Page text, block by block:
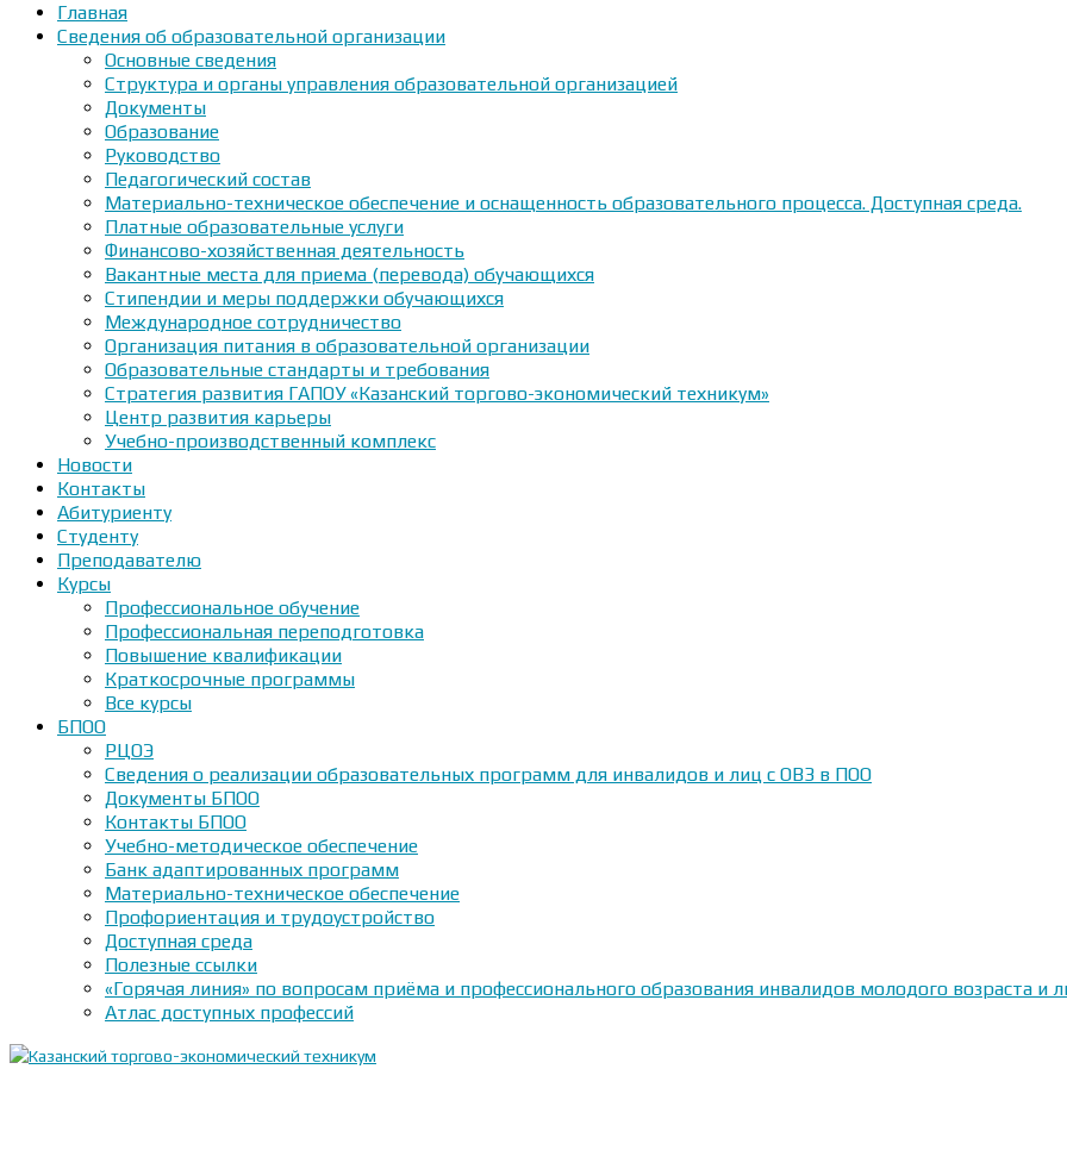
Главная
Сведения об образовательной организации
Основные сведения
Структура и органы управления образовательной организацией
Документы
Образование
Руководство
Педагогический состав
Материально-техническое обеспечение и оснащенность образовательного процесса. Доступная среда.
Платные образовательные услуги
Финансово-хозяйственная деятельность
Вакантные места для приема (перевода) обучающихся
Стипендии и меры поддержки обучающихся
Международное сотрудничество
Организация питания в образовательной организации
Образовательные стандарты и требования
Стратегия развития ГАПОУ «Казанский торгово-экономический техникум»
Центр развития карьеры
Учебно-производственный комплекс
Новости
Контакты
Абитуриенту
Студенту
Преподавателю
Курсы
Профессиональное обучение
Профессиональная переподготовка
Повышение квалификации
Краткосрочные программы
Все курсы
БПОО
РЦОЭ
Сведения о реализации образовательных программ для инвалидов и лиц с ОВЗ в ПОО
Документы БПОО
Контакты БПОО
Учебно-методическое обеспечение
Банк адаптированных программ
Материально-техническое обеспечение
Профориентация и трудоустройство
Доступная среда
Полезные ссылки
«Горячая линия» по вопросам приёма и профессионального образования инвалидов молодого возраста
Атлас доступных профессий